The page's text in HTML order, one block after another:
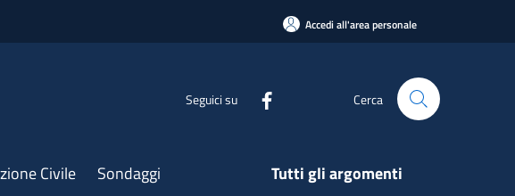
Accedi all'area personale
Seguici su Cerca
Civile Sondaggi Tutti gli argomenti